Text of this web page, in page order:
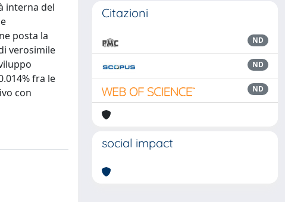
interna del
posta la
verosimile
fra le
con
Citazioni
ND
ND
ND
social impact